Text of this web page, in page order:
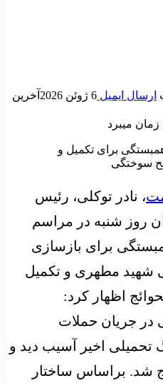
ارسال ایمیل 6 ژوئن 2026
آخرین
، نادر توکلی، رئیس
روز شنبه در مراسم
برای بازسازی
شهید مطهری و تکمیل
اظهار کرد:
در جریان حملات
تحمیلی اخیر آسیب دید و
شد. براساس ساختار